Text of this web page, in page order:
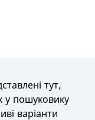
тут,
у пошуковику
варіанти